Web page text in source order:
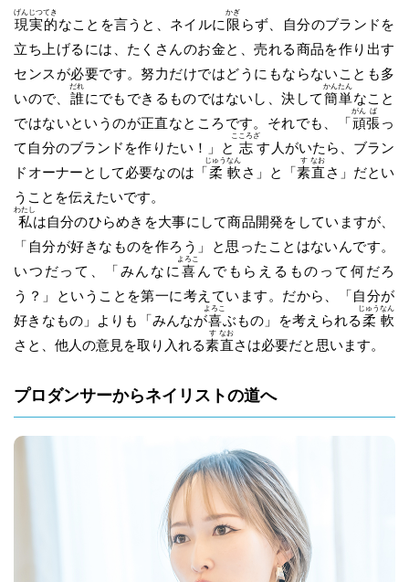
現
げん
実
じつ
的
てき
なことを言うと、ネイルに 限
かぎ
らず、自分のブランドを
立ち上げるには、たくさんのお金と、売れる商品を作り出す
センスが必要です。努力だけではどうにもならないことも多
いので、 誰
だれ
にでもできるものではないし、決して簡
かん
単
たん
なこと
ではないというのが正直なところです。それでも、「頑
がん
張
ば
っ
て自分のブランドを作りたい！」と 志
こころざ
す人がいたら、ブラン
ドオーナーとして必要なのは「柔
じゅう
軟
なん
さ」と「素
す
直
なお
さ」だとい
うことを伝えたいです。
私
わたし
は自分のひらめきを大事にして商品開発をしていますが、
「自分が好きなものを作ろう」と思ったことはないんです。
いつだって、「みんなに 喜
よろこ
んでもらえるものって何だろ
う？」ということを第一に考えています。だから、「自分が
好きなもの」よりも「みんなが喜
よろこ
ぶもの」を考えられる柔
じゅう
軟
なん
さと、他人の意見を取り入れる素
す
直
なお
さは必要だと思います。
プロダンサーからネイリストの道へ